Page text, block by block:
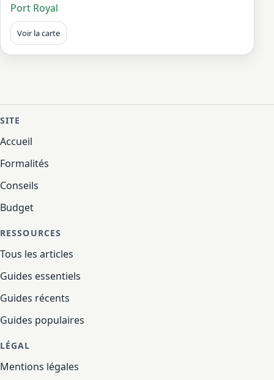
Port Royal
Voir la carte
SITE
Accueil
Formalités
Conseils
Budget
RESSOURCES
Tous les articles
Guides essentiels
Guides récents
Guides populaires
LÉGAL
Mentions légales